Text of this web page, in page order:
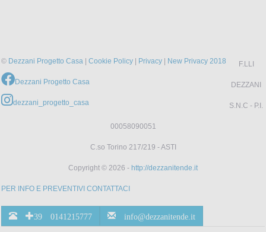
© Dezzani Progetto Casa | Cookie Policy | Privacy | New Privacy 2018
Dezzani Progetto Casa
dezzani_progetto_casa
F.LLI
DEZZANI
S.N.C - P.I.
00058090051
C.so Torino 217/219 - ASTI
Copyright © 2026 - http://dezzanitende.it
PER INFO E PREVENTIVI CONTATTACI
+39 0141215777 info@dezzanitende.it